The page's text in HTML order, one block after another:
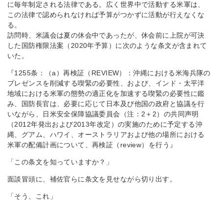
に毎年制定される法律である。広く世界中で活動する米軍は、
この法律で認められなければ予算がつかずに活動が行えなくな
る。
訪問時、米議会は夏の休会中であったが、休会前に上院が可決
した国防権限法案（2020年予算）に次のような条文が含まれて
いた。
『1255条：（a）再検証（REVIEW）：沖縄における米海兵隊の
プレゼンスを削減する喫緊の必要性、および、インド・太平洋
地域における米軍の態勢の適正化を加速する喫緊の必要性に鑑
み、国防長官は、必要に応じて日本及び他国の政府と協議を行
いながら、日米安全保障協議委員会（注：2＋2）の共同声明
（2012年発出および2013年改定）の実施のために予定する沖
縄、グアム、ハワイ、オーストラリアおよび他の場所における
米軍の配備計画について、再検証（review）を行う』
「この条文を知っていますか？」
面談冒頭に、補佐官らに条文を見せながら切り出す。
「そう、これ」